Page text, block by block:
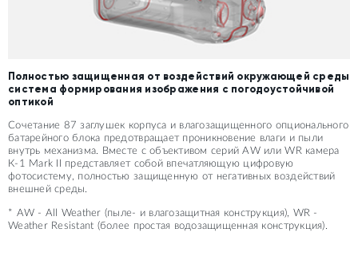
Полностью защищенная от воздействий окружающей среды
система формирования изображения с погодоустойчивой
оптикой
Сочетание 87 заглушек корпуса и влагозащищенного опционального
батарейного блока предотвращает проникновение влаги и пыли
внутрь механизма. Вместе с объективом серий AW или WR камера
К-1 Mark II представляет собой впечатляющую цифровую
фотосистему, полностью защищенную от негативных воздействий
внешней среды.
* AW - All Weather (пыле- и влагозащитная конструкция), WR -
Weather Resistant (более простая водозащищенная конструкция).